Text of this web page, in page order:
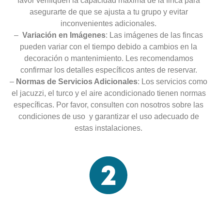
asegurarte de que se ajusta a tu grupo y evitar
inconvenientes adicionales.
– Variación en Imágenes: Las imágenes de las fincas
pueden variar con el tiempo debido a cambios en la
decoración o mantenimiento. Les recomendamos
confirmar los detalles específicos antes de reservar.
– Normas de Servicios Adicionales: Los servicios como
el jacuzzi, el turco y el aire acondicionado tienen normas
específicas. Por favor, consulten con nosotros sobre las
condiciones de uso y garantizar el uso adecuado de
estas instalaciones.